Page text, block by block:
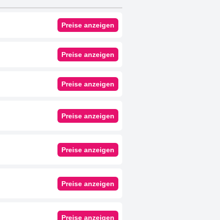
Zimmer ergänzt wird.
mit exzellentem Service,
einem sehr empfehlenswerten
Preise anzeigen
Preise anzeigen
Preise anzeigen
Preise anzeigen
Preise anzeigen
Preise anzeigen
Preise anzeigen